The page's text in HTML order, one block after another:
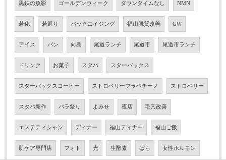
黒鉄の魚影 ゴールデンウィーク ダウンタイムなし NMN
若化 若返り バックエイジング 福山肌質改善 GW
アイス パン 向島 尾道ランチ 尾道市 尾道市ランチ
ドリンク お菓子 スタバ スターバックス
スターバックスコーヒー ストロベリーフラペチーノ ストロベリー
スタバ新作 バラ祭り よみせ 夜店 毛穴改善
エステティシャン ディナー 福山ディナー 福山ご飯
肌ケア専門店 フォト 光 生酵素 ばら 女性ホルモン